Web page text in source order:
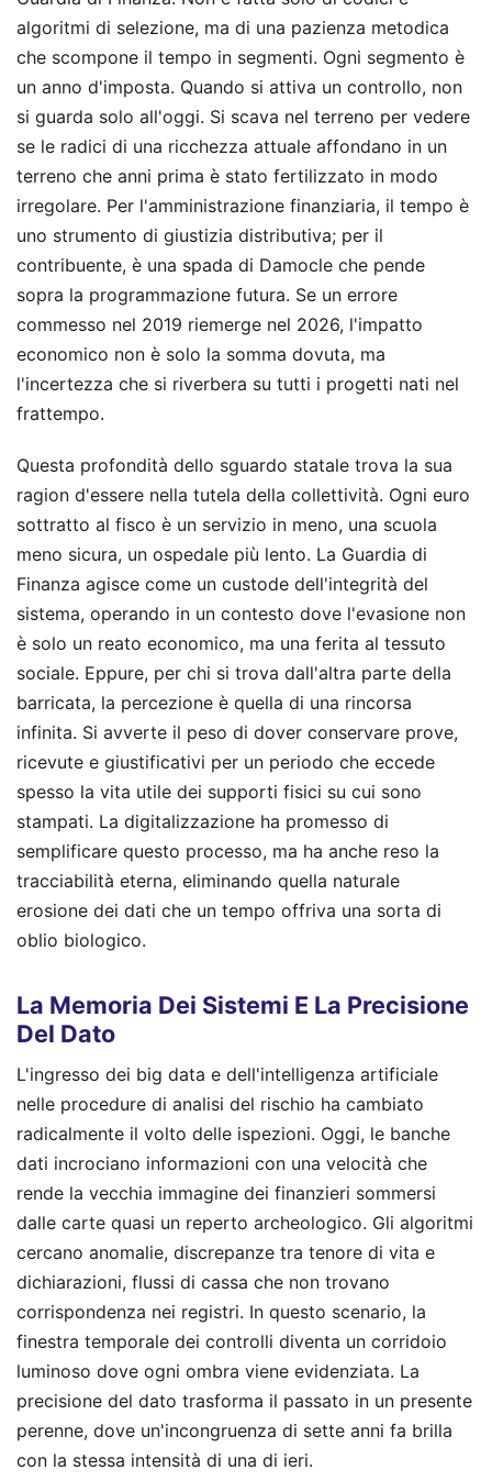
algoritmi di selezione, ma di una pazienza metodica
che scompone il tempo in segmenti. Ogni segmento è
un anno d'imposta. Quando si attiva un controllo, non
si guarda solo all'oggi. Si scava nel terreno per vedere
se le radici di una ricchezza attuale affondano in un
terreno che anni prima è stato fertilizzato in modo
irregolare. Per l'amministrazione finanziaria, il tempo è
uno strumento di giustizia distributiva; per il
contribuente, è una spada di Damocle che pende
sopra la programmazione futura. Se un errore
commesso nel 2019 riemerge nel 2026, l'impatto
economico non è solo la somma dovuta, ma
l'incertezza che si riverbera su tutti i progetti nati nel
frattempo.
Questa profondità dello sguardo statale trova la sua
ragion d'essere nella tutela della collettività. Ogni euro
sottratto al fisco è un servizio in meno, una scuola
meno sicura, un ospedale più lento. La Guardia di
Finanza agisce come un custode dell'integrità del
sistema, operando in un contesto dove l'evasione non
è solo un reato economico, ma una ferita al tessuto
sociale. Eppure, per chi si trova dall'altra parte della
barricata, la percezione è quella di una rincorsa
infinita. Si avverte il peso di dover conservare prove,
ricevute e giustificativi per un periodo che eccede
spesso la vita utile dei supporti fisici su cui sono
stampati. La digitalizzazione ha promesso di
semplificare questo processo, ma ha anche reso la
tracciabilità eterna, eliminando quella naturale
erosione dei dati che un tempo offriva una sorta di
oblio biologico.
La Memoria Dei Sistemi E La Precisione
Del Dato
L'ingresso dei big data e dell'intelligenza artificiale
nelle procedure di analisi del rischio ha cambiato
radicalmente il volto delle ispezioni. Oggi, le banche
dati incrociano informazioni con una velocità che
rende la vecchia immagine dei finanzieri sommersi
dalle carte quasi un reperto archeologico. Gli algoritmi
cercano anomalie, discrepanze tra tenore di vita e
dichiarazioni, flussi di cassa che non trovano
corrispondenza nei registri. In questo scenario, la
finestra temporale dei controlli diventa un corridoio
luminoso dove ogni ombra viene evidenziata. La
precisione del dato trasforma il passato in un presente
perenne, dove un'incongruenza di sette anni fa brilla
con la stessa intensità di una di ieri.